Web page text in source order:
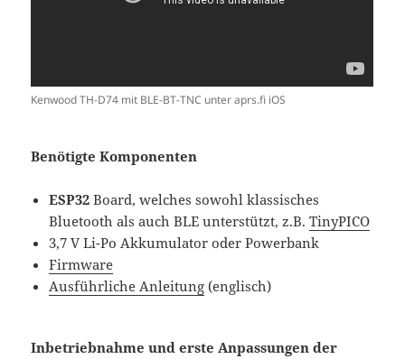
Kenwood TH-D74 mit BLE-BT-TNC unter aprs.fi iOS
Benötigte Komponenten
ESP32 Board, welches sowohl klassisches
Bluetooth als auch BLE unterstützt, z.B.TinyPICO
3,7 V Li-Po Akkumulator oder Powerbank
Firmware
Ausführliche Anleitung (englisch)
Inbetriebnahme und erste Anpassungen der